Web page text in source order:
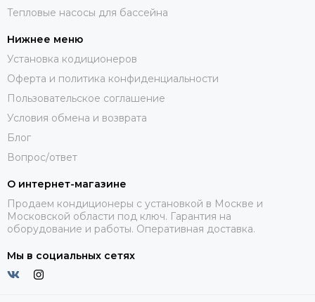
Тепловые насосы для бассейна
Нижнее меню
Установка кодиционеров
Оферта и политика конфиденциальности
Пользовательское соглашение
Условия обмена и возврата
Блог
Вопрос/ответ
О интернет-магазине
Продаем кондиционеры с установкой в Москве и
Московской области под ключ. Гарантия на
оборудование и работы. Оперативная доставка.
Мы в социальных сетях